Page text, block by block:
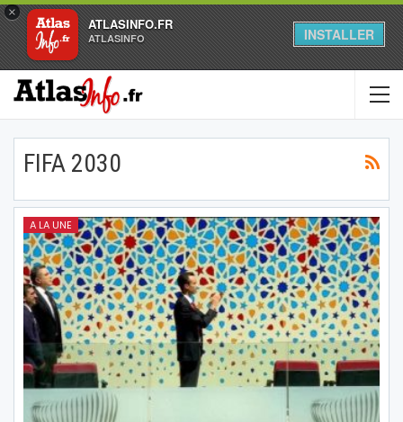
×
ATLASINFO.FR
ATLASINFO INSTALLER
FIFA 2030
A LA UNE